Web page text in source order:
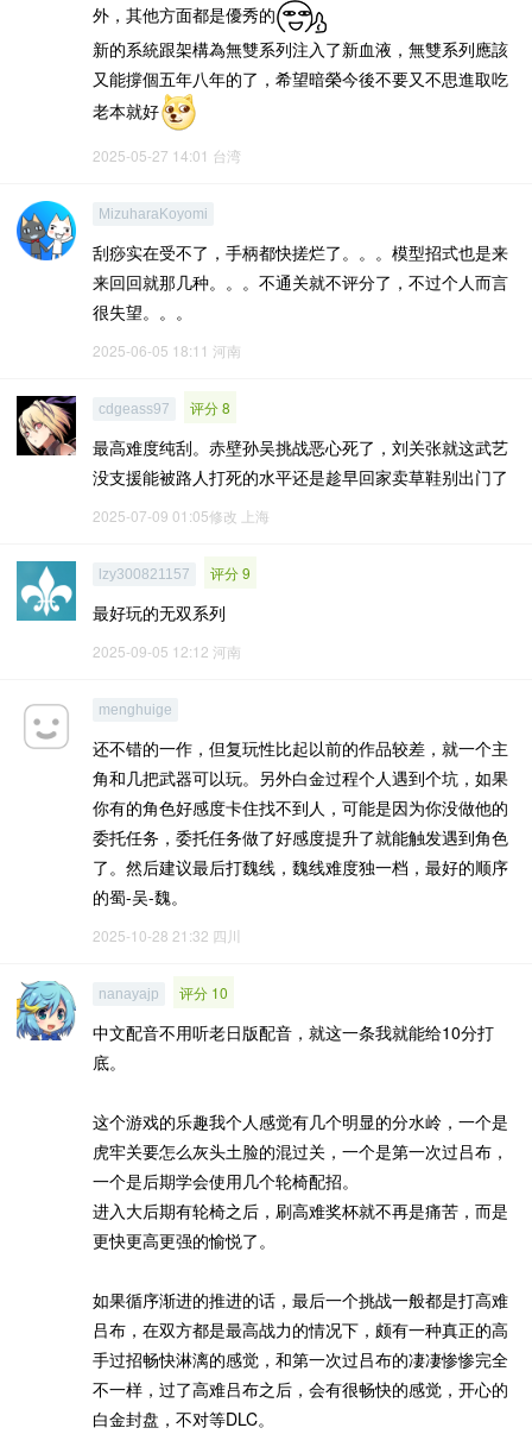
外，其他方面都是優秀的
新的系統跟架構為無雙系列注入了新血液，無雙系列應該
又能撐個五年八年的了，希望暗榮今後不要又不思進取吃
老本就好
2025-05-27 14:01 台湾
MizuharaKoyomi
刮痧实在受不了，手柄都快搓烂了。。。模型招式也是来
来回回就那几种。。。不通关就不评分了，不过个人而言
很失望。。。
2025-06-05 18:11 河南
cdgeass97 评分 8
最高难度纯刮。赤壁孙吴挑战恶心死了，刘关张就这武艺
没支援能被路人打死的水平还是趁早回家卖草鞋别出门了
2025-07-09 01:05修改 上海
lzy300821157 评分 9
最好玩的无双系列
2025-09-05 12:12 河南
menghuige
还不错的一作，但复玩性比起以前的作品较差，就一个主
角和几把武器可以玩。另外白金过程个人遇到个坑，如果
你有的角色好感度卡住找不到人，可能是因为你没做他的
委托任务，委托任务做了好感度提升了就能触发遇到角色
了。然后建议最后打魏线，魏线难度独一档，最好的顺序
的蜀-吴-魏。
2025-10-28 21:32 四川
nanayajp 评分 10
中文配音不用听老日版配音，就这一条我就能给10分打
底。
这个游戏的乐趣我个人感觉有几个明显的分水岭，一个是
虎牢关要怎么灰头土脸的混过关，一个是第一次过吕布，
一个是后期学会使用几个轮椅配招。
进入大后期有轮椅之后，刷高难奖杯就不再是痛苦，而是
更快更高更强的愉悦了。
如果循序渐进的推进的话，最后一个挑战一般都是打高难
吕布，在双方都是最高战力的情况下，颇有一种真正的高
手过招畅快淋漓的感觉，和第一次过吕布的凄凄惨惨完全
不一样，过了高难吕布之后，会有很畅快的感觉，开心的
白金封盘，不对等DLC。